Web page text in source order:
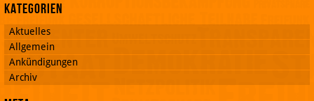
Kategorien
Aktuelles
Allgemein
Ankündigungen
Archiv